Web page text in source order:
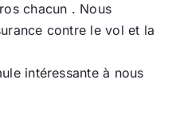
chacun . Nous
contre le vol et la
intéressante à nous